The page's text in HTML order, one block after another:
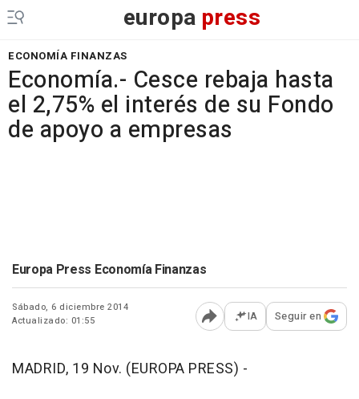
europa press
ECONOMÍA FINANZAS
Economía.- Cesce rebaja hasta
el 2,75% el interés de su Fondo
de apoyo a empresas
Europa Press Economía Finanzas
Sábado, 6 diciembre 2014
Actualizado: 01:55
Abrir opciones para
IA Seguir en
MADRID, 19 Nov. (EUROPA PRESS) -